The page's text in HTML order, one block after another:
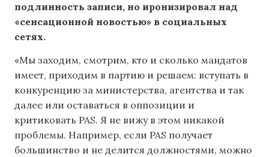
подлинность записи, но иронизировал над
«сенсационной новостью» в социальных
сетях.
«Мы заходим, смотрим, кто и сколько мандатов
имеет, приходим в партию и решаем: вступать в
конкуренцию за министерства, агентства и так
далее или оставаться в оппозиции и
критиковать PAS. Я не вижу в этом никакой
проблемы. Например, если PAS получает
большинство и не делится должностями, можно